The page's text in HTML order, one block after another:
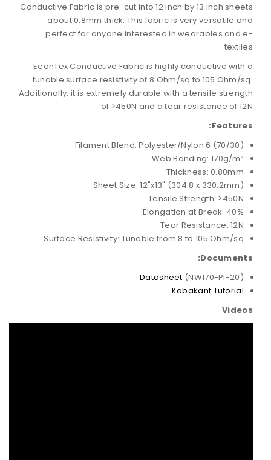
Conductive Fabric is pre-cut into 12 inch by 13 inch sheets
about 0.8mm thick. This fabric is very versatile and
perfect for anyone interested in wearables and e-
textiles.
EeonTex Conductive Fabric is highly conductive with a
tunable surface resistivity of 8 Ohm/sq to 105 Ohm/sq.
Additionally, it is extremely durable with a tensile strength
of >450N and a tear resistance of 12N.
Features:
Filament Blend: Polyester/Nylon 6 (70/30)
Web Bonding: 170g/m²
Thickness: 0.80mm
Sheet Size: 12"x13" (304.8 x 330.2mm)
Tensile Strength: >450N
Elongation at Break: 40%
Tear Resistance: 12N
Surface Resistivity: Tunable from 8 to 105 Ohm/sq
Documents:
Datasheet (NW170-PI-20)
Kobakant Tutorial
Videos